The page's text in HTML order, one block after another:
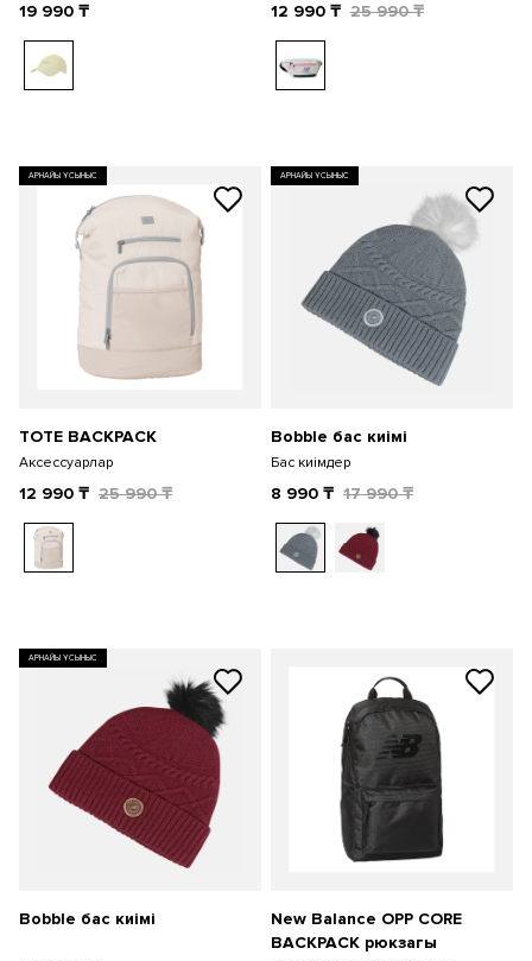
19 990 ₸ 12 990 ₸ 25 990₸
АРНАЙЫ ҰСЫНЫС
TOTE BACKPACK
Аксессуарлар
12 990 ₸ 25 990₸
АРНАЙЫ ҰСЫНЫС
Bobble бас киімі
Бас киімдер
8 990 ₸ 17 990₸
АРНАЙЫ ҰСЫНЫС
Bobble бас киімі
New Balance OPP CORE
BACKPACK рюкзагы